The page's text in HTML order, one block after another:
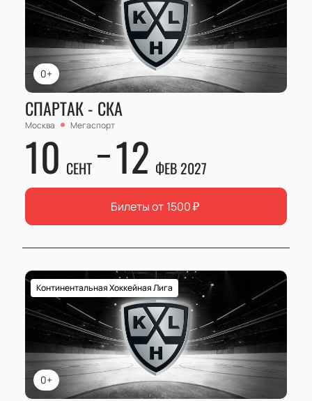
0+
СПАРТАК - СКА
Москва Мегаспорт
10 СЕНТ 12 ФЕВ 2027
Билеты от 1500₽
0+
Континентальная Хоккейная Лига